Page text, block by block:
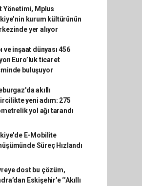
Yönetimi, Mplus
kurum kültürünün
yer alıyor
ve inşaat dünyası 456
Euro’luk ticaret
buluşuyor
akıllı
yeni adım: 275
yol ağı tarandı
E-Mobilite
Süreç Hızlandı
dost bu çözüm,
Eskişehir’e ‘’Akıllı